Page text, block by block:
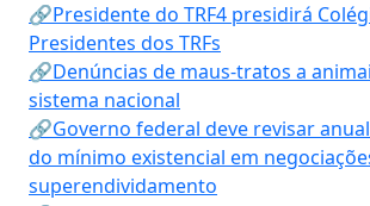
🔗Presidente do TRF4 presidirá
Presidentes dos TRFs
🔗Denúncias de maus-tratos a
sistema nacional
🔗Governo federal deve revisar
do mínimo existencial em
superendividamento